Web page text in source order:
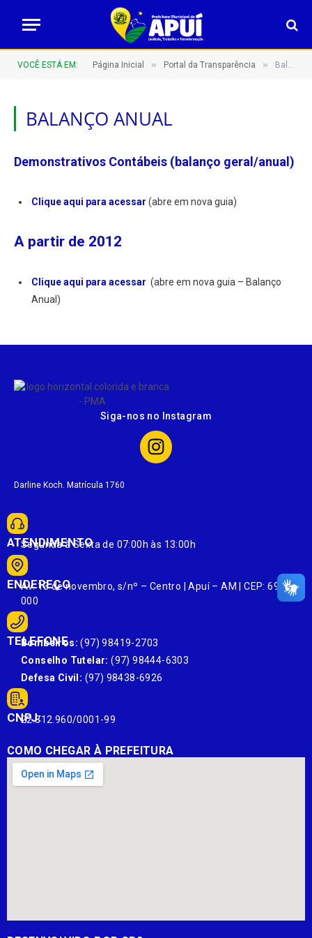
VOCÊ ESTÁ EM: Página Inicial » Portal da Transparência » Balanço Anual
BALANÇO ANUAL
Demonstrativos Contábeis (balanço geral/anual)
Clique aqui para acessar (abre em nova guia)
A partir de 2012
Clique aqui para acessar (abre em nova guia – Balanço
Anual)
Siga-nos no Instagram
Darline Koch. Matrícula 1760
ATENDIMENTO
Segunda à Sexta de 07:00h às 13:00h
ENDEREÇO
Av. 13 de novembro, s/nº – Centro | Apuí – AM | CEP: 69265-
000
TELEFONE
Bombeiros: (97) 98419-2703
Conselho Tutelar: (97) 98444-6303
Defesa Civil: (97) 98438-6926
CNPJ:
22.812.960/0001-99
COMO CHEGAR À PREFEITURA